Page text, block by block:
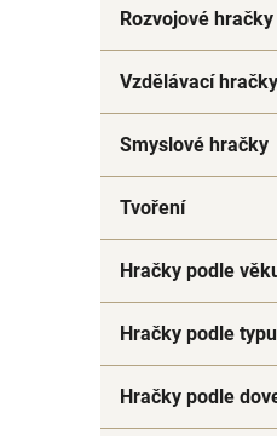
i
Rozvojové hračky
Vzdělávací hračky
Smyslové hračky
Tvoření
Hračky podle
Hračky podle typu
Hračky podle